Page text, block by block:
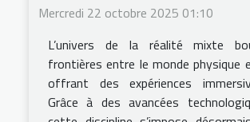
Mercredi 22 octobre 2025 01:10
L’univers de la réalité mixte
frontières entre le monde physique
offrant des expériences
Grâce à des avancées